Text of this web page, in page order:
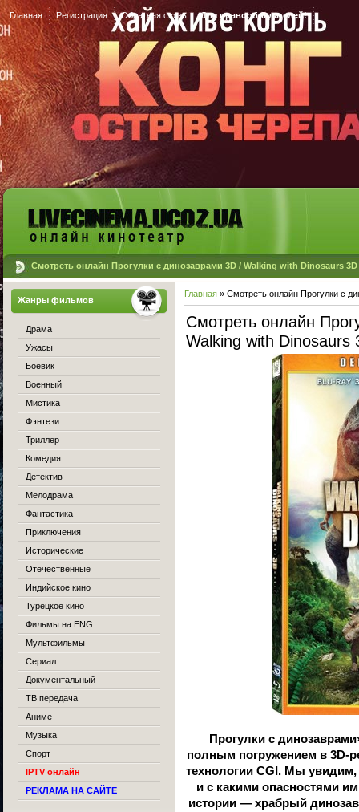
Главная Регистрация Обратная связь Для правообладателей!
Смотреть онлайн Прогулки с динозаврами 3D / Walking with Dinosaurs 3D
Главная » Смотреть онлайн Прогулки с
Смотреть онлайн
Walking with Dinosaurs
Прогулки с
полным погружением в 3D-
технологии CGI. Мы
и с какими опасностями
истории — храбрый
Жанры фильмов
Драма
Ужасы
Боевик
Военный
Мистика
Фэнтези
Триллер
Комедия
Детектив
Мелодрама
Фантастика
Приключения
Исторические
Отечественные
Индийское кино
Турецкое кино
Фильмы на ENG
Мультфильмы
Сериал
Документальный
ТВ передача
Аниме
Музыка
Спорт
IPTV онлайн
РЕКЛАМА НА САЙТЕ